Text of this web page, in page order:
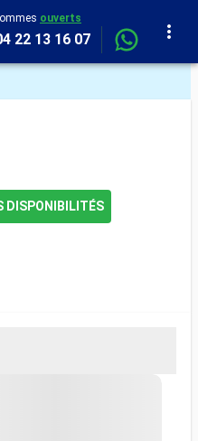
ouverts
22 13 16 07
DISPONIBILITÉS